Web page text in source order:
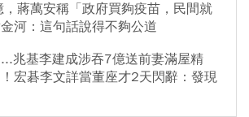
蔣萬安稱「政府買夠疫苗，民間就
河：這句話說得不夠公道
兆基李建成涉吞7億送前妻滿屋精
宏碁李文詳當董座才2天閃辭：發現